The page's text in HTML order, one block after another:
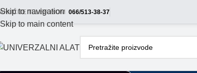
Skip to navigation
Skip to main content
TELEFONOM 066/513-38-37